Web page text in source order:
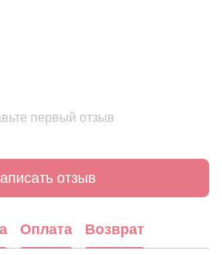
первый отзыв
отзыв
Оплата Возврат